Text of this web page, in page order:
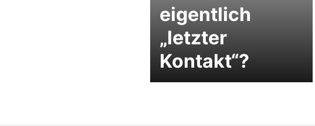
eigentlich
„letzter
Kontakt“?